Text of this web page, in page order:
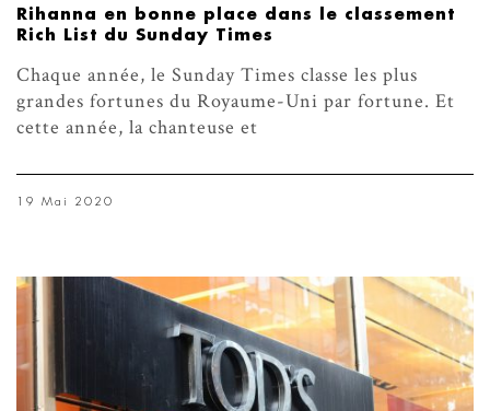
Rihanna en bonne place dans le classement
Rich List du Sunday Times
Chaque année, le Sunday Times classe les plus
grandes fortunes du Royaume-Uni par fortune. Et
cette année, la chanteuse et
19 Mai 2020